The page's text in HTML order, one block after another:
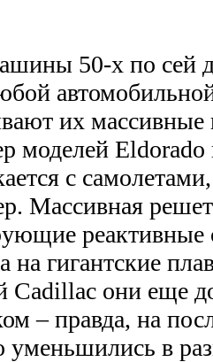
50-х по сей
их массивные
моделей Eldorado
с
Массивная
реактивные
гигантские
Сadillac они еще
– правда, на
уменьшились в